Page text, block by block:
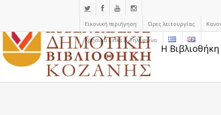
Εικονική περιήγηση Ώρες λειτουργίας
Χρήσιμα Links & Τηλέφωνα
Η